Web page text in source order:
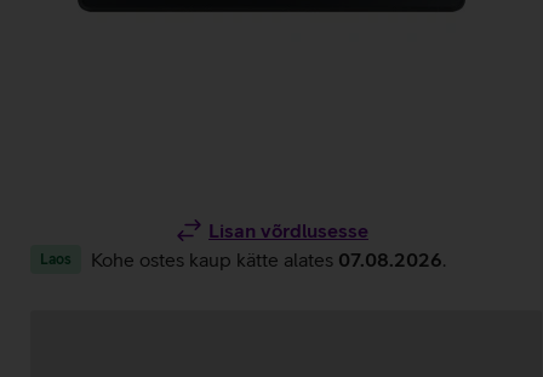
Lisan võrdlusesse
Laos Kohe ostes kaup kätte alates 07.08.2026